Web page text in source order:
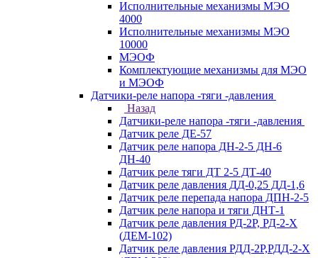
Исполнительные механизмы МЭО
4000
Исполнительные механизмы МЭО
10000
МЭОФ
Комплектующие механизмы для МЭО
и МЭОФ
Датчики-реле напора -тяги -давления
Назад
Датчики-реле напора -тяги -давления
Датчик реле ДЕ-57
Датчик реле напора ДН-2-5 ДН-6
ДН-40
Датчик реле тяги ДТ 2-5 ДТ-40
Датчик реле давления ДД-0,25 ДД-1,6
Датчик реле перепада напора ДПН-2-5
Датчик реле напора и тяги ДНТ-1
Датчик реле давления РД-2Р, РД-2-Х
(ДЕМ-102)
Датчик реле давления РДД-2Р,РДД-2-Х